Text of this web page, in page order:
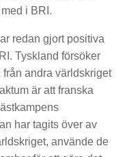
i BRI.
redan gjort positiva
Tyskland försöker
andra världskriget
är att franska
har tagits över av
använde de